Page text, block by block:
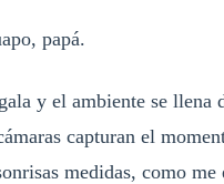
papá.
y el ambiente se llena
capturan el
medidas, como me